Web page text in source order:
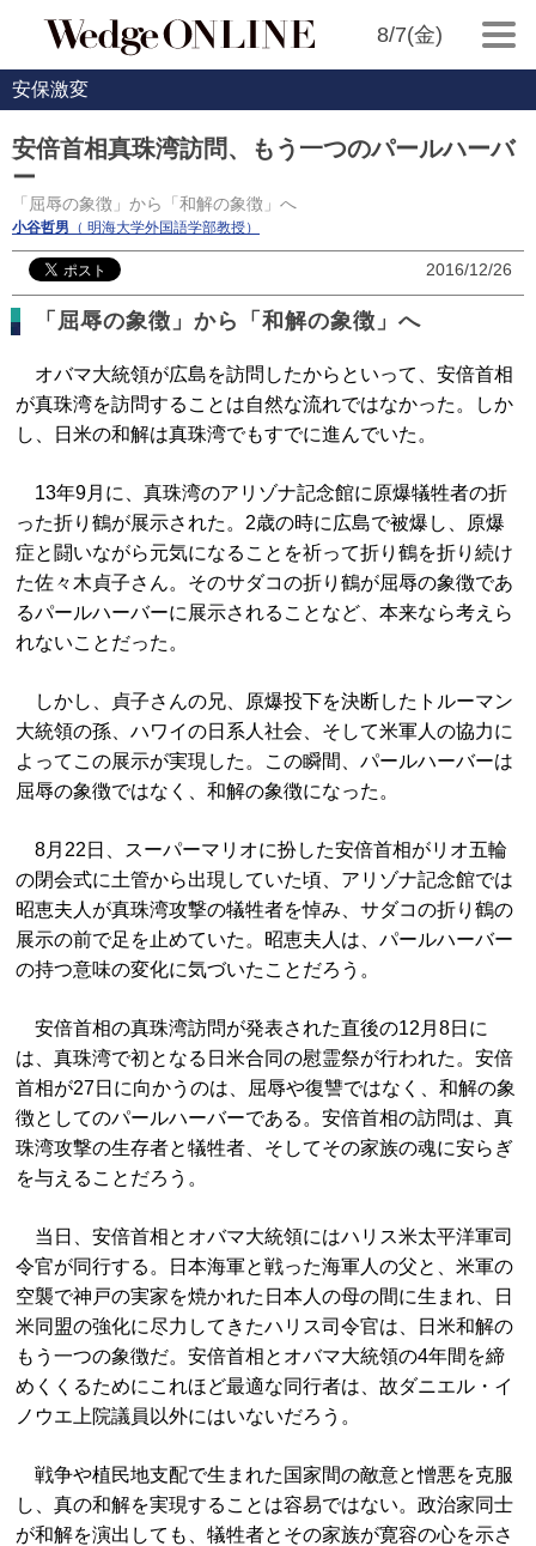
8/7(金)
安保激変
安倍首相真珠湾訪問、もう一つのパールハーバ
ー
「屈辱の象徴」から「和解の象徴」へ
小谷哲男 （ 明海大学外国語学部教授）
2016/12/26
「屈辱の象徴」から「和解の象徴」へ
オバマ大統領が広島を訪問したからといって、安倍首相
が真珠湾を訪問することは自然な流れではなかった。しか
し、日米の和解は真珠湾でもすでに進んでいた。
13年9月に、真珠湾のアリゾナ記念館に原爆犠牲者の折
った折り鶴が展示された。2歳の時に広島で被爆し、原爆
症と闘いながら元気になることを祈って折り鶴を折り続け
た佐々木貞子さん。そのサダコの折り鶴が屈辱の象徴であ
るパールハーバーに展示されることなど、本来なら考えら
れないことだった。
しかし、貞子さんの兄、原爆投下を決断したトルーマン
大統領の孫、ハワイの日系人社会、そして米軍人の協力に
よってこの展示が実現した。この瞬間、パールハーバーは
屈辱の象徴ではなく、和解の象徴になった。
8月22日、スーパーマリオに扮した安倍首相がリオ五輪
の閉会式に土管から出現していた頃、アリゾナ記念館では
昭恵夫人が真珠湾攻撃の犠牲者を悼み、サダコの折り鶴の
展示の前で足を止めていた。昭恵夫人は、パールハーバー
の持つ意味の変化に気づいたことだろう。
安倍首相の真珠湾訪問が発表された直後の12月8日に
は、真珠湾で初となる日米合同の慰霊祭が行われた。安倍
首相が27日に向かうのは、屈辱や復讐ではなく、和解の象
徴としてのパールハーバーである。安倍首相の訪問は、真
珠湾攻撃の生存者と犠牲者、そしてその家族の魂に安らぎ
を与えることだろう。
当日、安倍首相とオバマ大統領にはハリス米太平洋軍司
令官が同行する。日本海軍と戦った海軍人の父と、米軍の
空襲で神戸の実家を焼かれた日本人の母の間に生まれ、日
米同盟の強化に尽力してきたハリス司令官は、日米和解の
もう一つの象徴だ。安倍首相とオバマ大統領の4年間を締
めくくるためにこれほど最適な同行者は、故ダニエル・イ
ノウエ上院議員以外にはいないだろう。
戦争や植民地支配で生まれた国家間の敵意と憎悪を克服
し、真の和解を実現することは容易ではない。政治家同士
が和解を演出しても、犠牲者とその家族が寛容の心を示さ